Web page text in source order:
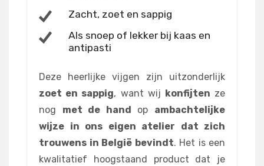
Zacht, zoet en sappig
Als snoep of lekker bij kaas en
antipasti
Deze heerlijke vijgen zijn uitzonderlijk
zoet en sappig, want wij konfijten ze
nog met de hand op ambachtelijke
wijze in ons eigen atelier dat zich
trouwens in België bevindt. Het is een
kwalitatief hoogstaand product dat je